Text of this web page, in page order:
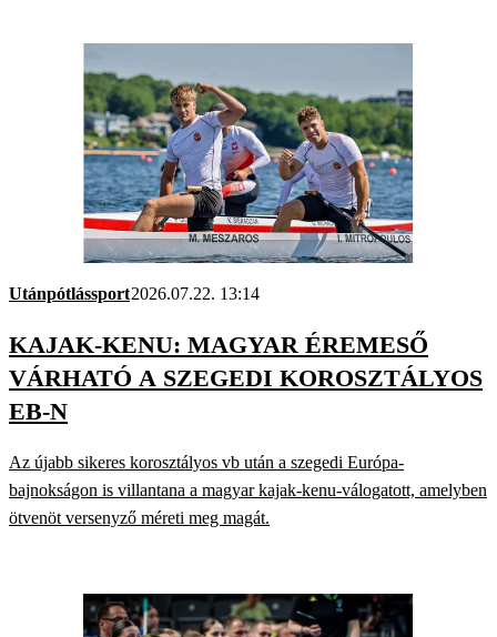
Utánpótlássport2026.07.22. 13:14
KAJAK-KENU: MAGYAR ÉREMESŐ
VÁRHATÓ A SZEGEDI KOROSZTÁLYOS
EB-N
Az újabb sikeres korosztályos vb után a szegedi Európa-
bajnokságon is villantana a magyar kajak-kenu-válogatott, amelyben
ötvenöt versenyző méreti meg magát.